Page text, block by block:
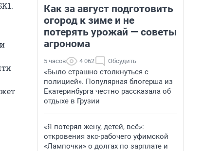
Как за август подготовить
огород к зиме и не
потерять урожай — советы
агронома
5 часов 4 062 Обсудить
«Было страшно столкнуться с
полицией». Популярная блогерша из
Екатеринбурга честно рассказала об
отдыхе в Грузии
«Я потерял жену, детей, всё»:
откровения экс-рабочего уфимской
«Лампочки» о долгах по зарплате и